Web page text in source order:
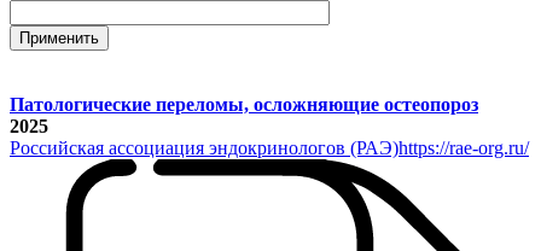
Патологические переломы, осложняющие остеопороз
2025
Российская ассоциация эндокринологов (РАЭ)https://rae-org.ru/